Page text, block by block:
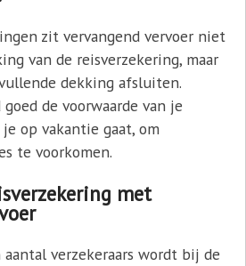
zit vervangend vervoer niet
van de reisverzekering, maar
dekking afsluiten.
de voorwaarde van je
op vakantie gaat, om
te voorkomen.
met
verzekeraars wordt bij de